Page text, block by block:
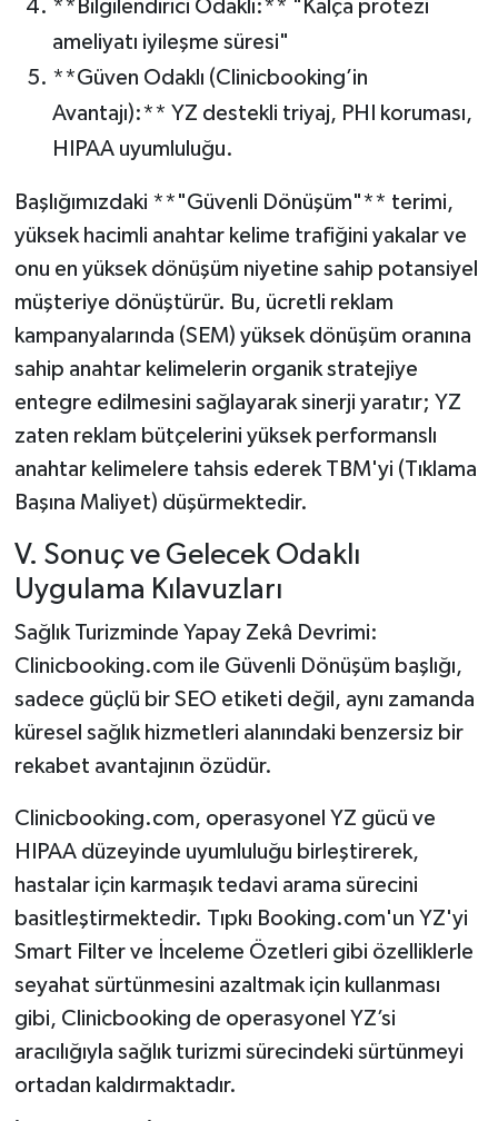
**Bilgilendirici Odaklı:** "Kalça protezi
ameliyatı iyileşme süresi"
**Güven Odaklı (Clinicbooking’in
Avantajı):** YZ destekli triyaj, PHI koruması,
HIPAA uyumluluğu.
Başlığımızdaki **"Güvenli Dönüşüm"** terimi,
yüksek hacimli anahtar kelime trafiğini yakalar ve
onu en yüksek dönüşüm niyetine sahip potansiyel
müşteriye dönüştürür. Bu, ücretli reklam
kampanyalarında (SEM) yüksek dönüşüm oranına
sahip anahtar kelimelerin organik stratejiye
entegre edilmesini sağlayarak sinerji yaratır; YZ
zaten reklam bütçelerini yüksek performanslı
anahtar kelimelere tahsis ederek TBM'yi (Tıklama
Başına Maliyet) düşürmektedir.
V. Sonuç ve Gelecek Odaklı
Uygulama Kılavuzları
Sağlık Turizminde Yapay Zekâ Devrimi:
Clinicbooking.com ile Güvenli Dönüşüm başlığı,
sadece güçlü bir SEO etiketi değil, aynı zamanda
küresel sağlık hizmetleri alanındaki benzersiz bir
rekabet avantajının özüdür.
Clinicbooking.com, operasyonel YZ gücü ve
HIPAA düzeyinde uyumluluğu birleştirerek,
hastalar için karmaşık tedavi arama sürecini
basitleştirmektedir. Tıpkı Booking.com'un YZ'yi
Smart Filter ve İnceleme Özetleri gibi özelliklerle
seyahat sürtünmesini azaltmak için kullanması
gibi, Clinicbooking de operasyonel YZ’si
aracılığıyla sağlık turizmi sürecindeki sürtünmeyi
ortadan kaldırmaktadır.